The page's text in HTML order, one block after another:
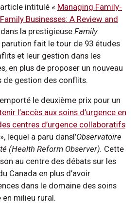
intitulé « Managing Family-
Businesses: A Review and
dans la prestigieuse Family
parution fait le tour de 93 études
et leur gestion dans les
en plus de proposer un nouveau
de gestion des conflits.
le deuxième prix pour un
l’accès aux soins d’urgence en
centres d’urgence collaboratifs
», lequel a paru dansl’Observatoire
(Health Reform Observer). Cette
au centre des débats sur les
Canada en plus d’avoir
dans le domaine des soins
en milieu rural.